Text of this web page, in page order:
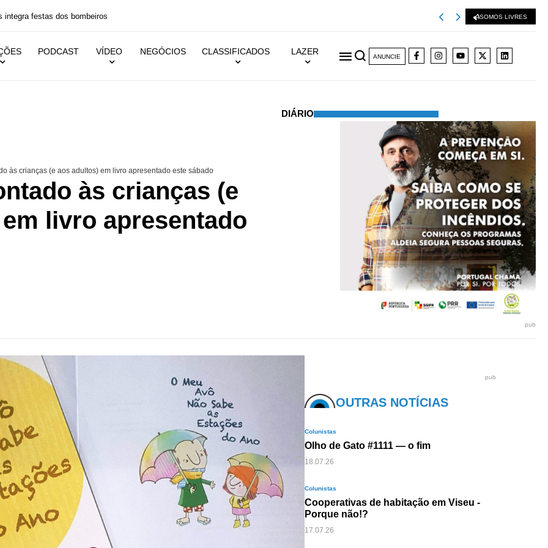
dos bombeiros Viseu 2001
SOMOS LIVRES
PODCAST VÍDEO NEGÓCIOS CLASSIFICADOS LAZER
ANUNCIE
às crianças (e aos adultos) em livro apresentado este sábado
às crianças (e
livro apresentado
DIÁRIO
pub
pub
OUTRAS NOTÍCIAS
Colunistas
Olho de Gato #1111 — o fim
18.07.26
Colunistas
Cooperativas de habitação em Viseu -
Porque não!?
17.07.26